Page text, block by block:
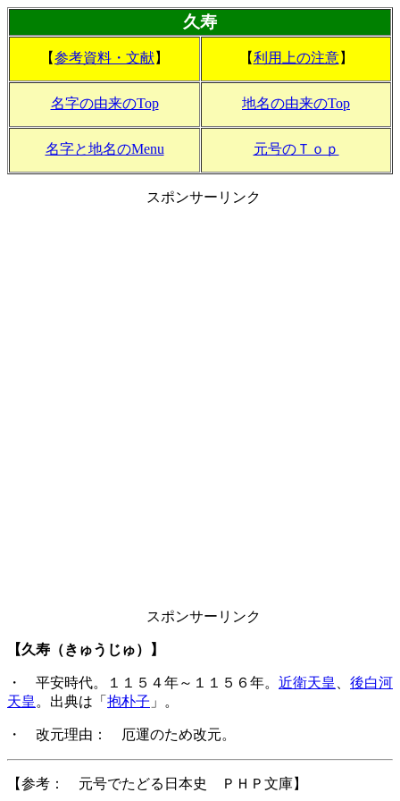
久寿
【参考資料・文献】 【利用上の注意】
名字の由来のTop 地名の由来のTop
名字と地名のMenu 元号のＴｏｐ
スポンサーリンク
スポンサーリンク
【久寿（きゅうじゅ）】
・ 平安時代。１１５４年～１１５６年。 近衛天皇
後白河
天皇 。出典は「 抱朴子 」。
・ 改元理由： 厄運のため改元。
【参考： 元号でたどる日本史 ＰＨＰ文庫】